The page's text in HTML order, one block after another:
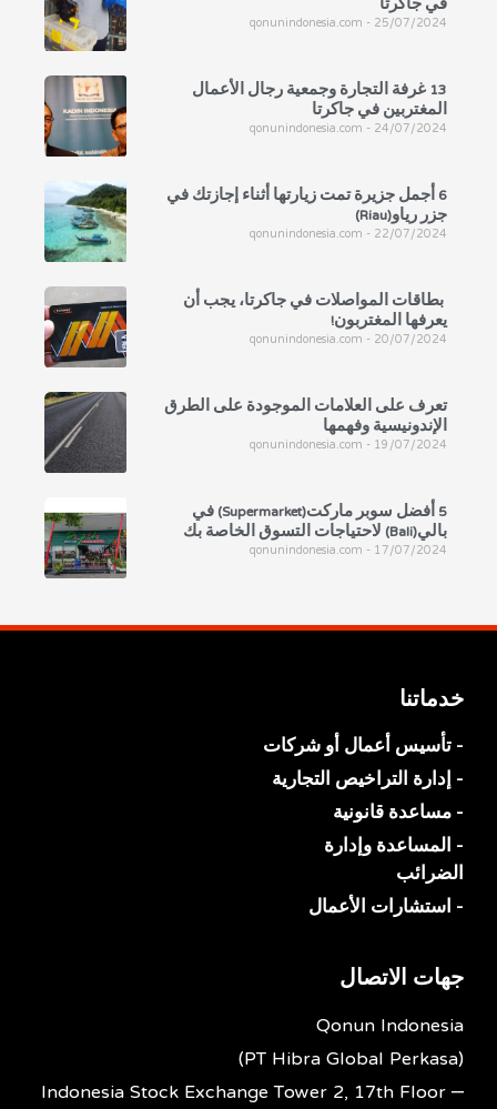
qonunindonesia.com 25/07/2024
13 غرفة التجارة وجمعية رجال الأعمال
المغتربين في جاكرتا
qonunindonesia.com 24/07/2024
6 أجمل جزيرة تمت زيارتها أثناء إجازتك في
جزر رياو(Riau)
qonunindonesia.com 22/07/2024
بطاقات المواصلات في جاكرتا، يجب أن
يعرفها المغتربون!
qonunindonesia.com 20/07/2024
تعرف على العلامات الموجودة على الطرق
الإندونيسية وفهمها
qonunindonesia.com 19/07/2024
5 أفضل سوبر ماركت(Supermarket) في
بالي(Bali) لاحتياجات التسوق الخاصة بك
qonunindonesia.com 17/07/2024
خدماتنا
- تأسيس أعمال أو شركات
- إدارة التراخيص التجارية
- مساعدة قانونية
- المساعدة وإدارة
الضرائب
- استشارات الأعمال
جهات الاتصال
Qonun Indonesia
(PT Hibra Global Perkasa)
Indonesia Stock Exchange Tower 2, 17th Floor –